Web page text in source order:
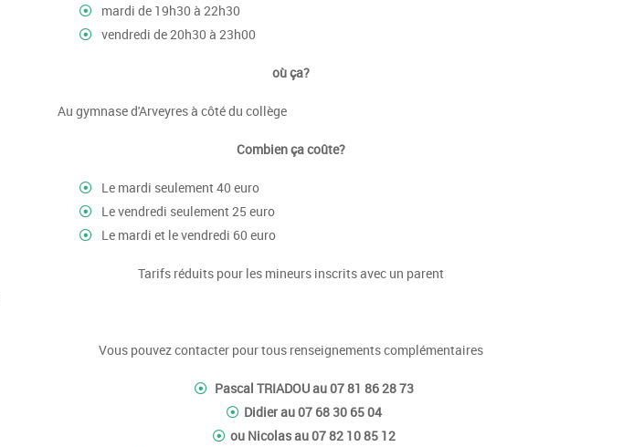
mardi de 19h30 à 22h30
vendredi de 20h30 à 23h00
où ça?
Au gymnase d'Arveyres à côté du collège
Combien ça coûte?
Le mardi seulement 40 euro
Le vendredi seulement 25 euro
Le mardi et le vendredi 60 euro
Tarifs réduits pour les mineurs inscrits avec un parent
Vous pouvez contacter pour tous renseignements complémentaires
Pascal TRIADOU au 07 81 86 28 73
Didier au 07 68 30 65 04
ou Nicolas au 07 82 10 85 12